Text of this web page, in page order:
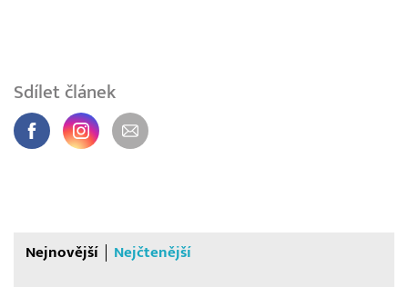
Sdílet článek
Nejnovější Nejčtenější